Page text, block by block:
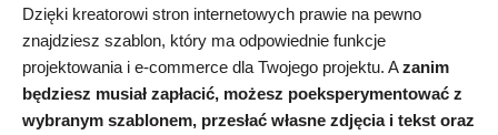
Dzięki kreatorowi stron internetowych prawie na pewno
znajdziesz szablon, który ma odpowiednie funkcje
projektowania i e-commerce dla Twojego projektu. Azanim
będziesz musiał zapłacić, możesz poeksperymentować z
wybranym szablonem, przesłać własne zdjęcia i tekst oraz